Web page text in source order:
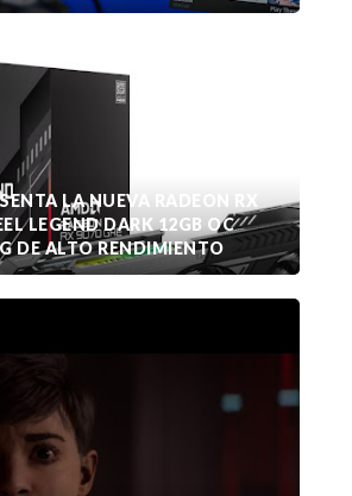
LA NUEVA RADEON RX
LEGEND DARK 12GB OC
DE ALTO RENDIMIENTO